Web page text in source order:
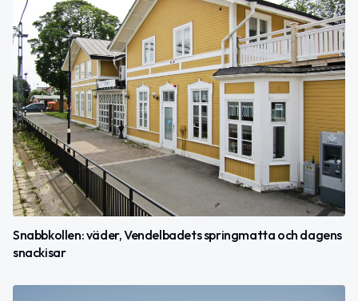
Snabbkollen: väder, Vendelbadets springmatta och dagens
snackisar